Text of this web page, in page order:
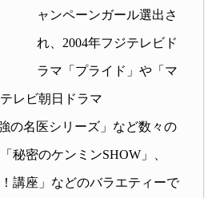
ャンペーンガール選出さ
れ、2004年フジテレビド
ラマ「プライド」や「マ
レビ朝日ドラマ
の名医シリーズ」など数々の
秘密のケンミンSHOW」、
講座」などのバラエティーで